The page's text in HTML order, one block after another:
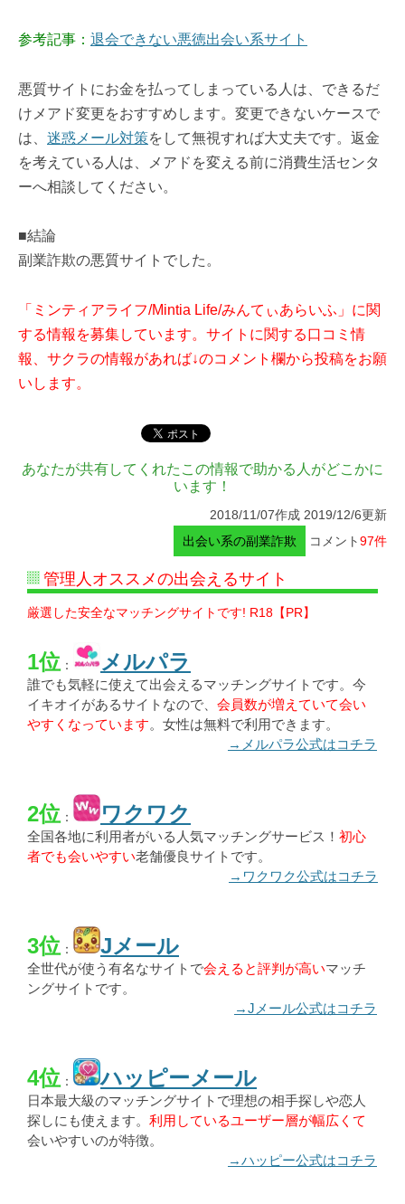
参考記事： 退会できない悪徳出会い系サイト
悪質サイトにお金を払ってしまっている人は、できるだ
けメアド変更をおすすめします。変更できないケースで
は、 迷惑メール対策をして無視すれば大丈夫です。返金
を考えている人は、メアドを変える前に消費生活センタ
ーへ相談してください。
■結論
副業詐欺の悪質サイトでした。
「ミンティアライフ/Mintia Life/みんてぃあらいふ」に関
する情報を募集しています。サイトに関する口コミ情
報、サクラの情報があれば↓のコメント欄から投稿をお願
いします。
あなたが共有してくれたこの情報で助かる人がどこかに
います！
2018/11/07作成 2019/12/6更新
出会い系の副業詐欺
コメント97件
管理人オススメの出会えるサイト
厳選した安全なマッチングサイトです! R18【PR】
1位 ： メルパラ
誰でも気軽に使えて出会えるマッチングサイトです。今
イキオイがあるサイトなので、 会員数が増えていて会い
やすくなっています。女性は無料で利用できます。
→メルパラ公式はコチラ
2位 ： ワクワク
全国各地に利用者がいる人気マッチングサービス！ 初心
者でも会いやすい老舗優良サイトです。
→ワクワク公式はコチラ
3位 ： Jメール
全世代が使う有名なサイトで会えると評判が高いマッチ
ングサイトです。
→Jメール公式はコチラ
4位 ： ハッピーメール
日本最大級のマッチングサイトで理想の相手探しや恋人
探しにも使えます。 利用しているユーザー層が幅広くて
会いやすいのが特徴。
→ハッピー公式はコチラ